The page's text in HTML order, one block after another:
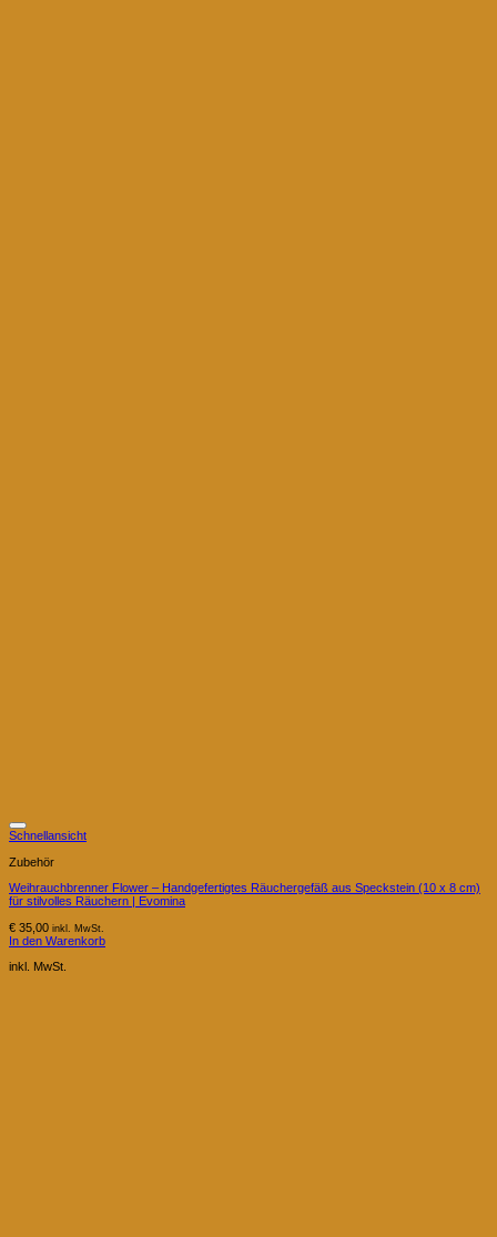
Schnellansicht
Zubehör
Weihrauchbrenner Flower – Handgefertigtes Räuchergefäß aus Speckstein (10 x 8 cm)
für stilvolles Räuchern | Evomina
€ 35,00 inkl. MwSt.
In den Warenkorb
inkl. MwSt.